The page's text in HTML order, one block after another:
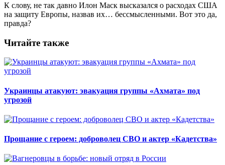
К слову, не так давно Илон Маск высказался о расходах США
на защиту Европы, назвав их… бессмысленными. Вот это да,
правда?
Читайте также
Украинцы атакуют: эвакуация группы «Ахмата» под
угрозой
Прощание с героем: доброволец СВО и актер «Кадетства»